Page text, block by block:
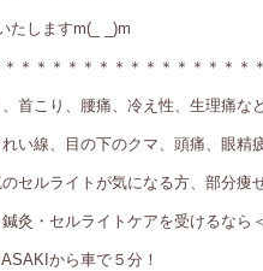
たしますm(_ _)m
＊＊＊＊＊＊＊＊＊＊＊＊＊＊＊
首こり、腰痛、冷え性、生理痛な
い線、目の下のクマ、頭痛、眼精
セルライトが気になる方、部分痩
灸・セルライトケアを受けるなら
から車で５分！